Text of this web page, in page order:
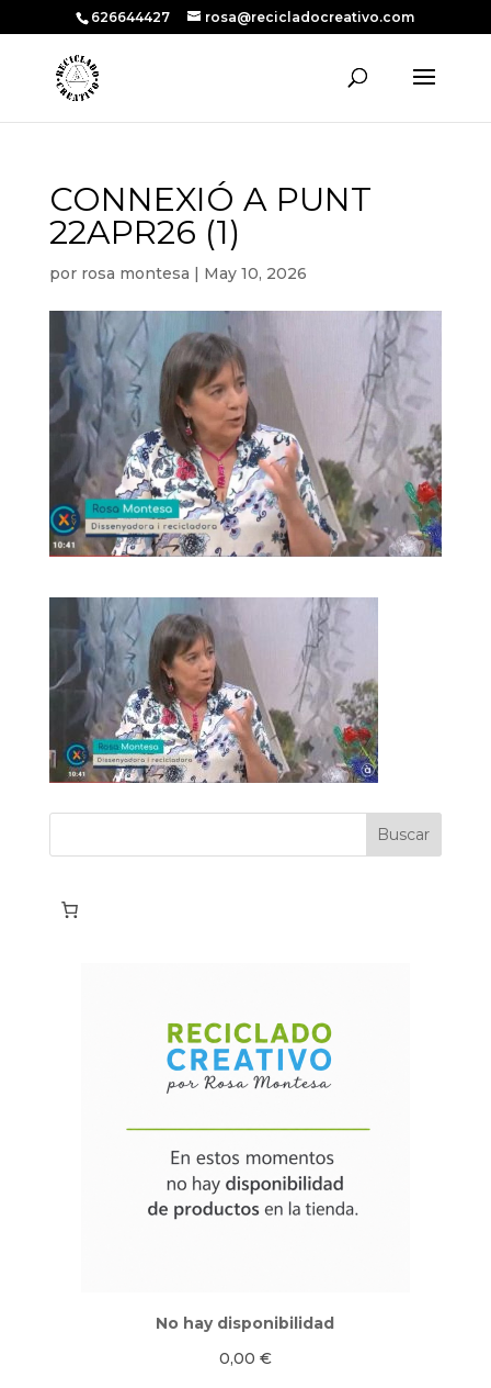
626644427 rosa@recicladocreativo.com
CONNEXIÓ A PUNT
22APR26 (1)
por rosa montesa | May 10, 2026
No hay disponibilidad
0,00 €